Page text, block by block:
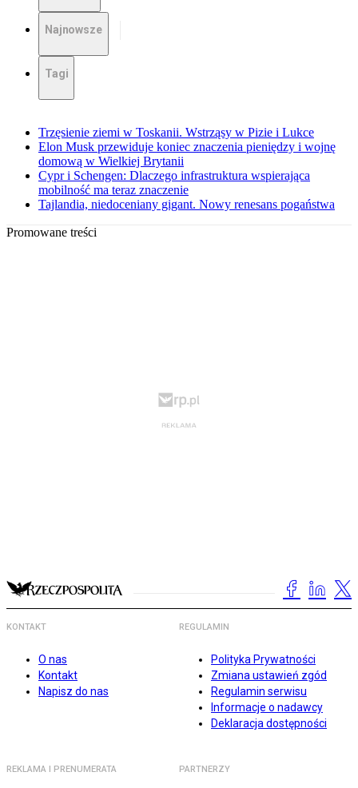
Najnowsze
Tagi
Trzęsienie ziemi w Toskanii. Wstrząsy w Pizie i Lukce
Elon Musk przewiduje koniec znaczenia pieniędzy i wojnę
domową w Wielkiej Brytanii
Cypr i Schengen: Dlaczego infrastruktura wspierająca
mobilność ma teraz znaczenie
Tajlandia, niedoceniany gigant. Nowy renesans pogaństwa
Promowane treści
KONTAKT
O nas
Kontakt
Napisz do nas
REGULAMIN
Polityka Prywatności
Zmiana ustawień zgód
Regulamin serwisu
Informacje o nadawcy
Deklaracja dostępności
REKLAMA I PRENUMERATA PARTNERZY